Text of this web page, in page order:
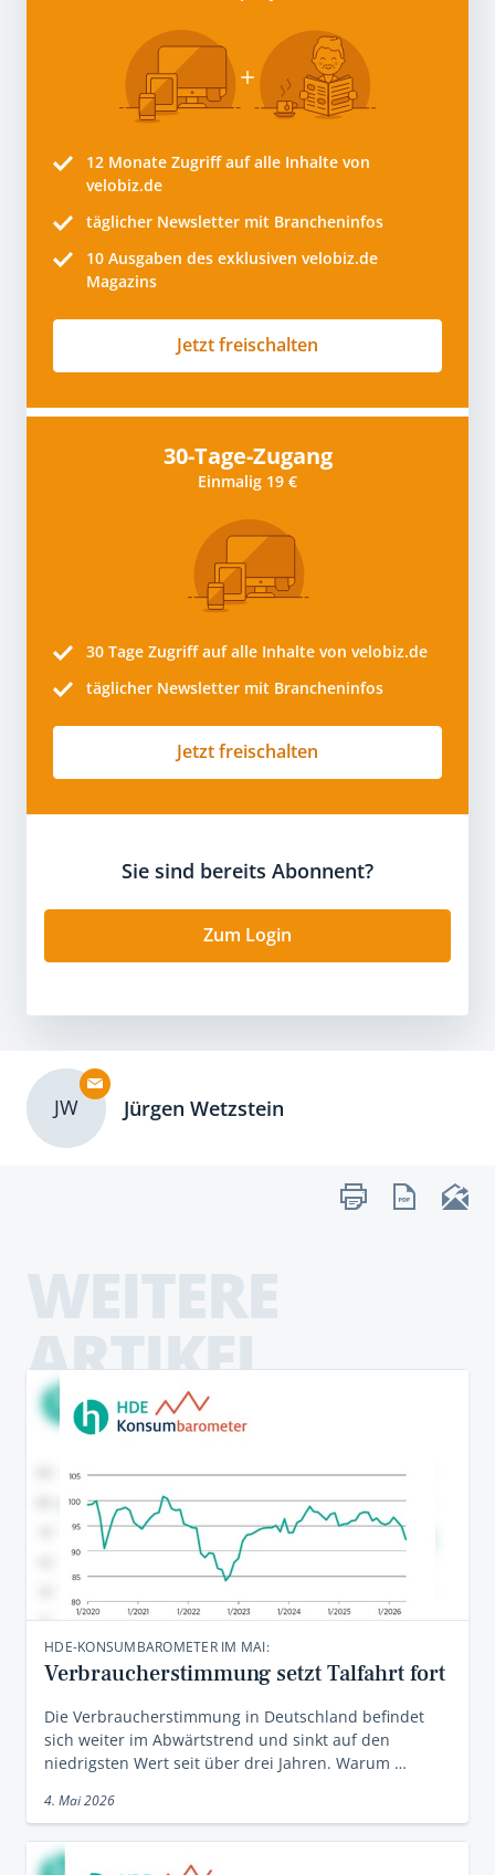
12 Monate Zugriff auf alle Inhalte von
velobiz.de
täglicher Newsletter mit Brancheninfos
10 Ausgaben des exklusiven velobiz.de
Magazins
Jetzt freischalten
30-Tage-Zugang
Einmalig 19 €
30 Tage Zugriff auf alle Inhalte von velobiz.de
täglicher Newsletter mit Brancheninfos
Jetzt freischalten
Sie sind bereits Abonnent?
Zum Login
JW Jürgen Wetzstein
ARTIKEL
HDE-KONSUMBAROMETER IM MAI:
Verbraucherstimmung setzt Talfahrt fort
Die Verbraucherstimmung in Deutschland befindet
sich weiter im Abwärtstrend und sinkt auf den
niedrigsten Wert seit über drei Jahren. Warum …
4. Mai 2026